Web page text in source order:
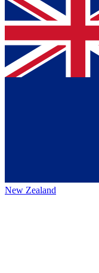
New Zealand